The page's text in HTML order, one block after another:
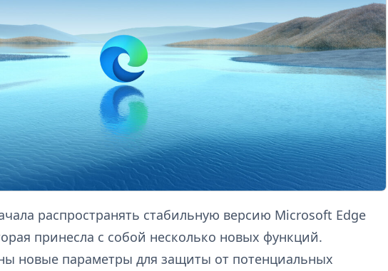
распространять стабильную версию Microsoft Edge
принесла с собой несколько новых функций.
новые параметры для защиты от потенциальных